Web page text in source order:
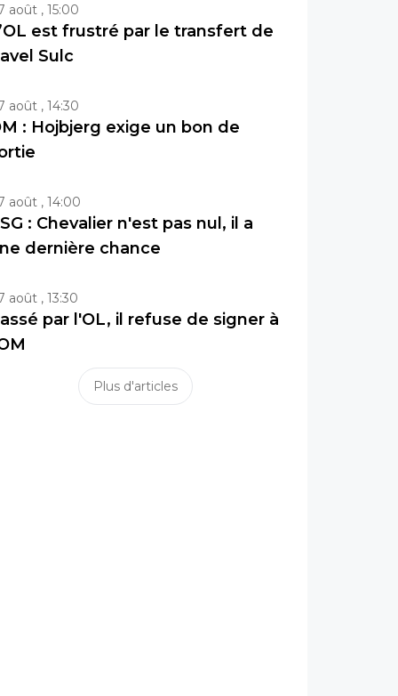
août , 15:00
est frustré par le transfert de
Sulc
août , 14:30
: Hojbjerg exige un bon de
août , 14:00
: Chevalier n'est pas nul, il a
dernière chance
août , 13:30
par l'OL, il refuse de signer à
Plus d'articles